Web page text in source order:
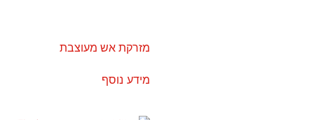
מזרקת אש מעוצבת
מידע נוסף